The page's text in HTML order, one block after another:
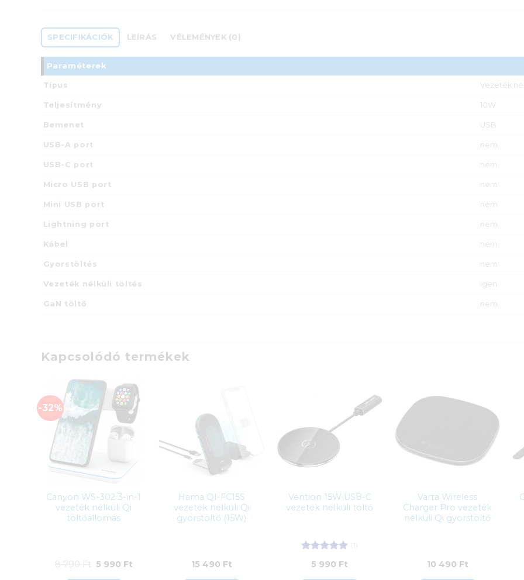
SPECIFIKÁCIÓK LEÍRÁS VÉLEMÉNYEK (0)
Paraméterek
Típus Vezeték
Teljesítmény 10W
Bemenet USB
USB-A port nem
USB-C port nem
Micro USB port nem
Mini USB port nem
Lightning port nem
Kábel nem
Gyorstöltés nem
Vezeték nélküli töltés igen
GaN töltő nem
Kapcsolódó termékek
-32%
Canyon WS-302 3-in-1
vezeték nélküli Qi
töltőállomás
8 790 Ft Original
5 990 FtCurrent
Hama QI-FC15S
vezeték nélküli Qi
gyorstöltő (15W)
15 490 Ft
Vention 15W USB-C
vezeték nélküli töltő
/ 5
(1)
5 990 Ft
Varta Wireless
Charger Pro vezeték
nélküli Qi gyorstöltő
10 490 Ft